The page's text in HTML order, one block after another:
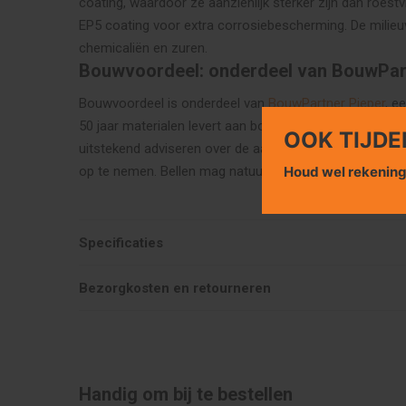
EP5 coating voor extra corrosiebescherming. De
chemicaliën en zuren.
Bouwvoordeel: onderdeel van
Bouwvoordeel is onderdeel vanBouwPartner Pieper,
50 jaar materialen levert aan bouwprojecten in heel
uitstekend adviseren over de aanschaf van uw
op te nemen. Bellen mag natuurlijk ook, ons
Specificaties
Bezorgkosten en retourneren
Handig om bij te bestellen
OOK
Houd wel